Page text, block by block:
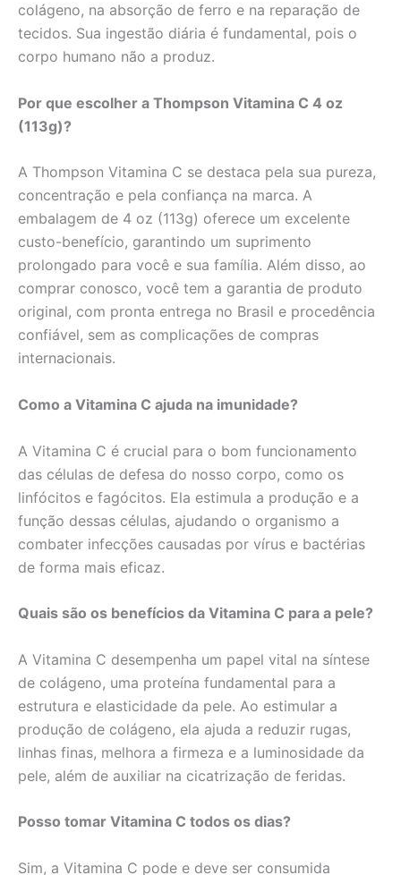
colágeno, na absorção de ferro e na reparação de
tecidos. Sua ingestão diária é fundamental, pois o
corpo humano não a produz.
Por que escolher a Thompson Vitamina C 4 oz
(113g)?
A Thompson Vitamina C se destaca pela sua pureza,
concentração e pela confiança na marca. A
embalagem de 4 oz (113g) oferece um excelente
custo-benefício, garantindo um suprimento
prolongado para você e sua família. Além disso, ao
comprar conosco, você tem a garantia de produto
original, com pronta entrega no Brasil e procedência
confiável, sem as complicações de compras
internacionais.
Como a Vitamina C ajuda na imunidade?
A Vitamina C é crucial para o bom funcionamento
das células de defesa do nosso corpo, como os
linfócitos e fagócitos. Ela estimula a produção e a
função dessas células, ajudando o organismo a
combater infecções causadas por vírus e bactérias
de forma mais eficaz.
Quais são os benefícios da Vitamina C para a pele?
A Vitamina C desempenha um papel vital na síntese
de colágeno, uma proteína fundamental para a
estrutura e elasticidade da pele. Ao estimular a
produção de colágeno, ela ajuda a reduzir rugas,
linhas finas, melhora a firmeza e a luminosidade da
pele, além de auxiliar na cicatrização de feridas.
Posso tomar Vitamina C todos os dias?
Sim, a Vitamina C pode e deve ser consumida